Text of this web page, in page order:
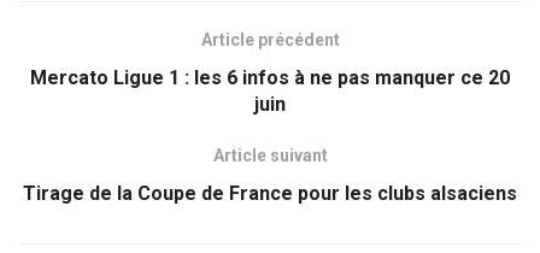
Article précédent
Mercato Ligue 1 : les 6 infos à ne pas manquer ce 20
juin
Article suivant
Tirage de la Coupe de France pour les clubs alsaciens